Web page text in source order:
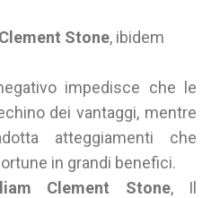
Stone, ibidem
impedisce che le
dei vantaggi, mentre
atteggiamenti che
in grandi benefici.
Clement Stone, Il